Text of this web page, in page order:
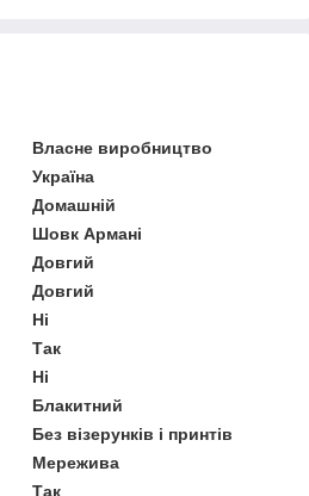
Власне виробництво
Україна
Домашній
Шовк Армані
Довгий
Довгий
Ні
Так
Ні
Блакитний
Без візерунків і принтів
Мережива
Так